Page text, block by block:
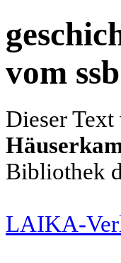
vom
Dieser
Bibliothek
LAIKA-